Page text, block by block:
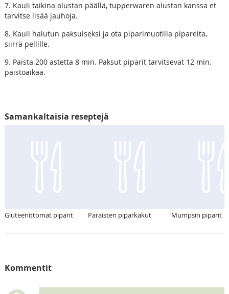
7. Kauli taikina alustan päällä, tupperwaren alustan kanssa et
tarvitse lisää jauhoja.
8. Kauli halutun paksuiseksi ja ota piparimuotilla pipareita,
siirrä pellille.
9. Paista 200 astetta 8 min. Paksut piparit tarvitsevat 12 min.
paistoaikaa.
Samankaltaisia reseptejä
Gluteenittomat piparit Paraisten piparkakut Mumpsin piparit
Kommentit